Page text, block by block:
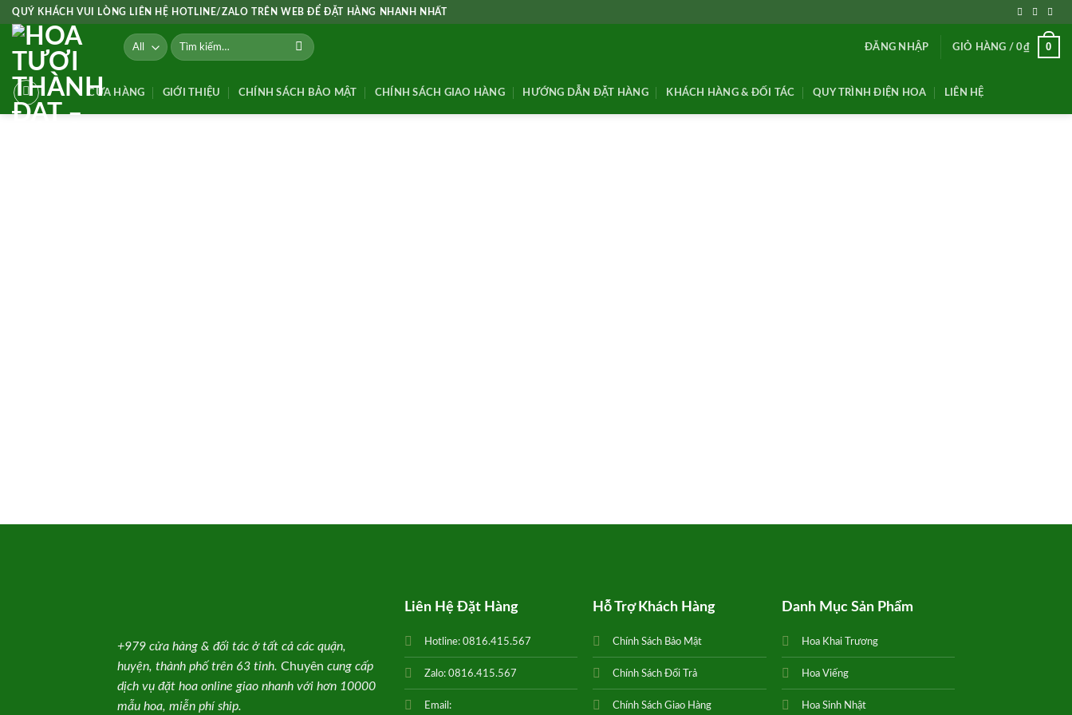
Skip
content
QUÝ KHÁCH VUI LÒNG LIÊN HỆ HOTLINE/ZALO TRÊN WEB ĐỂ ĐẶT HÀNG NHANH NHẤT
Tìm
kiếm:
ĐĂNG NHẬP GIỎ HÀNG /0₫ 0
CỬA HÀNG GIỚI THIỆU CHÍNH SÁCH BẢO MẬT CHÍNH SÁCH GIAO HÀNG HƯỚNG DẪN ĐẶT HÀNG KHÁCH HÀNG & ĐỐI TÁC QUY TRÌNH ĐIỆN HOA LIÊN HỆ
+979 cửa hàng & đối tác ở tất cả các quận,
huyện, thành phố trên 63 tỉnh. Chuyên cung cấp
dịch vụ đặt hoa online giao nhanh với hơn 10000
mẫu hoa, miễn phí ship.
Liên Hệ Đặt Hàng
Hotline: 0816.415.567
Zalo: 0816.415.567
Email:
Hỗ Trợ Khách Hàng
Chính Sách Bảo Mật
Chính Sách Đổi Trả
Chính Sách Giao Hàng
Danh Mục Sản Phẩm
Hoa Khai Trương
Hoa Viếng
Hoa Sinh Nhật